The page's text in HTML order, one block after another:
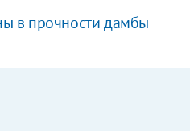
в прочности дамбы